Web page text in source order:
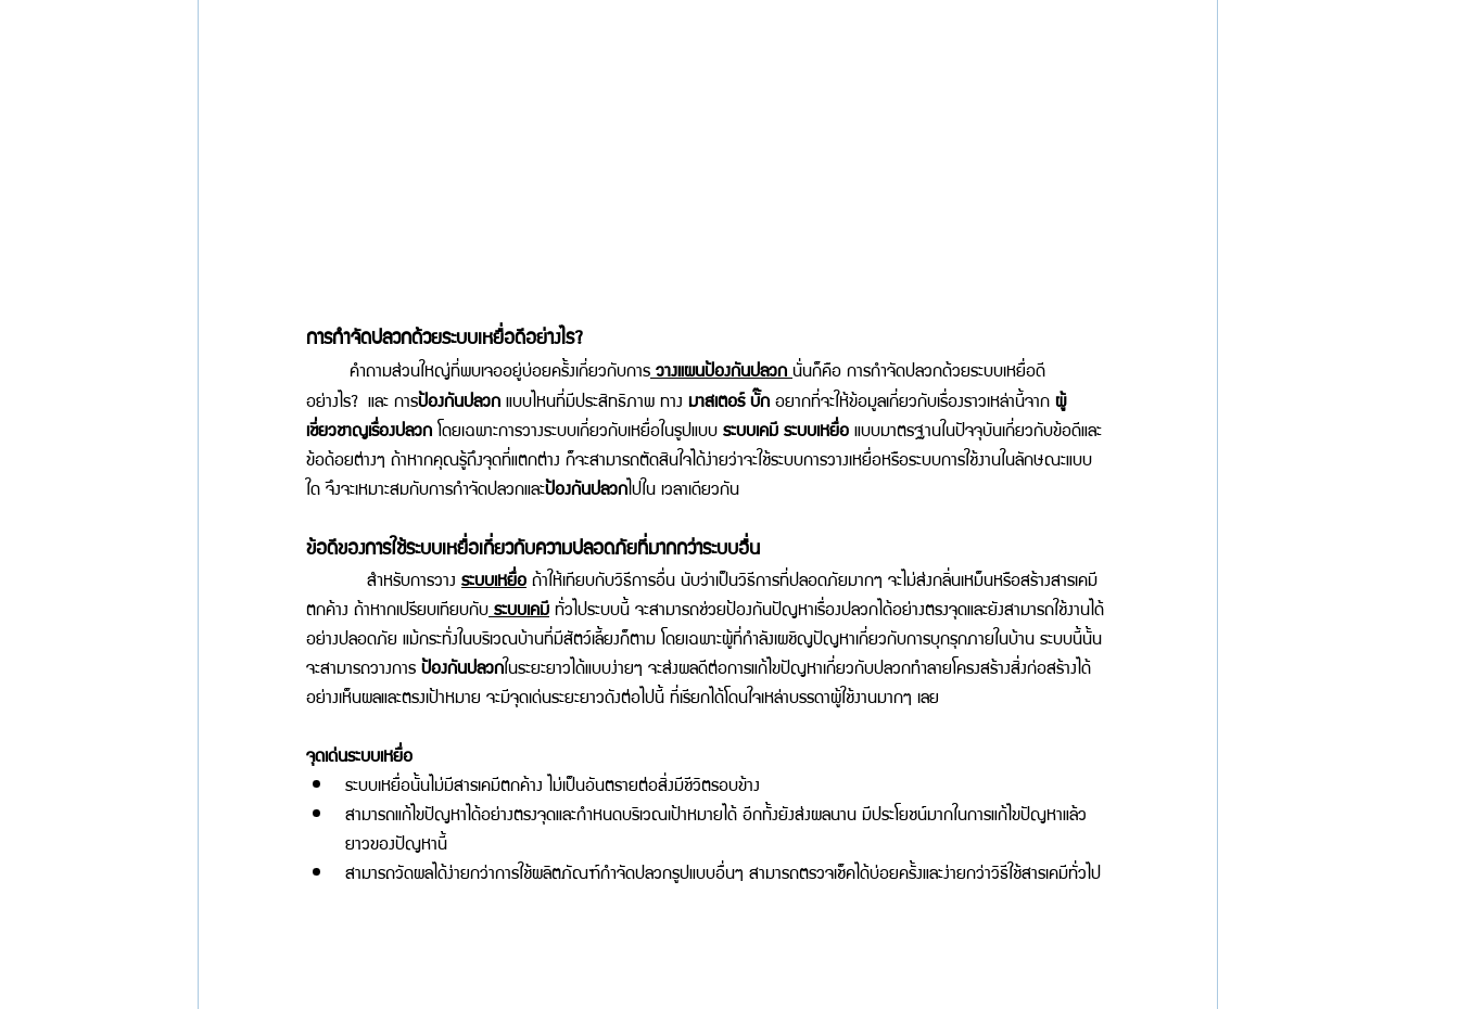
การกำจัดปลวกด้วยระบบเหยื่อดีอย่างไร?
	คำถามส่วนใหญ่ที่พบเจออยู่บ่อยครั้งเกี่ยวกับการ
วางแผนป้องกันปลวก นั่นก็คือ การกำจัดปลวกด้วยระบบเหยื่อดี
อย่างไร? และ การป้องกันปลวก แบบไหนที่มีประสิทธิภาพ ทาง มาสเตอร์ บั๊ก อยากที่จะให้ข้อมูลเกี่ยวกับเรื่องราวเหล่านี้จาก ผู้
เชี่ยวชาญเรื่องปลวก โดยเฉพาะการวางระบบเกี่ยวกับเหยื่อในรูปแบบ ระบบเคมี ระบบเหยื่อ แบบมาตรฐานในปัจจุบันเกี่ยวกับข้อดีและ
ข้อด้อยต่างๆ ถ้าหากคุณรู้ถึงจุดที่แตกต่าง ก็จะสามารถตัดสินใจได้ง่ายว่าจะใช้ระบบการวางเหยื่อหรือระบบการใช้งานในลักษณะแบบ
ใด จึงจะเหมาะสมกับการกำจัดปลวกและป้องกันปลวกไปใน เวลาเดียวกัน
ข้อดีของการใช้ระบบเหยื่อเกี่ยวกับความปลอดภัยที่มากกว่าระบบอื่น
สำหรับการวาง ระบบเหยื่อ ถ้าให้เทียบกับวิธีการอื่น นับว่าเป็นวิธีการที่ปลอดภัยมากๆ จะไม่ส่งกลิ่นเหม็นหรือสร้างสารเคมี
ตกค้าง ถ้าหากเปรียบเทียบกับระบบเคมีทั่วไประบบนี้ จะสามารถช่วยป้องกันปัญหาเรื่องปลวกได้อย่างตรงจุดและยังสามารถใช้งานได้
อย่างปลอดภัย แม้กระทั่งในบริเวณบ้านที่มีสัตว์เลี้ยงก็ตาม โดยเฉพาะผู้ที่กำลังเผชิญปัญหาเกี่ยวกับการบุกรุกภายในบ้าน ระบบนี้นั้น
จะสามารถวางการ ป้องกันปลวกในระยะยาวได้แบบง่ายๆ จะส่งผลดีต่อการแก้ไขปัญหาเกี่ยวกับปลวกทำลายโครงสร้างสิ่งก่อสร้างได้
อย่างเห็นผลและตรงเป้าหมาย จะมีจุดเด่นระยะยาวดังต่อไปนี้ ที่เรียกได้โดนใจเหล่าบรรดาผู้ใช้งานมากๆ เลย
จุดเด่นระบบเหยื่อ
ระบบเหยื่อนั้นไม่มีสารเคมีตกค้าง ไม่เป็นอันตรายต่อสิ่งมีชีวิตรอบข้าง
สามารถแก้ไขปัญหาได้อย่างตรงจุดและกำหนดบริเวณเป้าหมายได้ อีกทั้งยังส่งผลนาน มีประโยชน์มากในการแก้ไขปัญหาแล้ว
ยาวของปัญหานี้
สามารถวัดผลได้ง่ายกว่าการใช้ผลิตภัณฑ์กำจัดปลวกรูปแบบอื่นๆ สามารถตรวจเช็คได้บ่อยครั้งและง่ายกว่าวิธีใช้สารเคมีทั่วไป